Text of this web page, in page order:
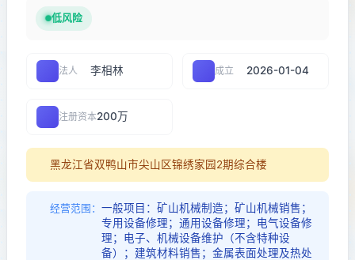
低风险
法人 李相林 成立 2026-01-04
注册资本200万
黑龙江省双鸭山市尖山区锦绣家园2期综合楼
经营范围： 一般项目：矿山机械制造；矿山机械销售；
专用设备修理；通用设备修理；电气设备修
理；电子、机械设备维护（不含特种设
备）；建筑材料销售；金属表面处理及热处